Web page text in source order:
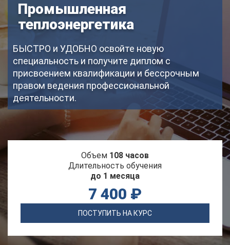
Промышленная
теплоэнергетика
БЫСТРО и УДОБНО освойте новую
специальность и получите диплом с
присвоением квалификации и бессрочным
правом ведения профессиональной
деятельности.
Объем 108 часов
Длительность обучения
до 1 месяца
7 400 ₽
ПОСТУПИТЬ НА КУРС